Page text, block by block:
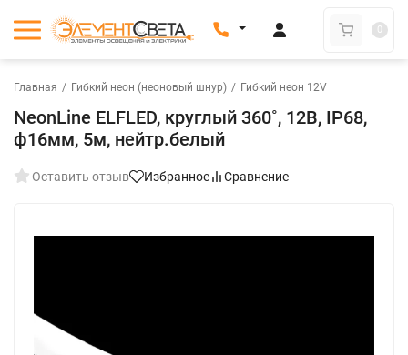
0
Главная / Гибкий неон (неоновый шнур) / Гибкий неон 12V
NeonLine ELFLED, круглый 360˚, 12В, IP68,
ф16мм, 5м, нейтр.белый
Оставить отзыв Избранное Сравнение